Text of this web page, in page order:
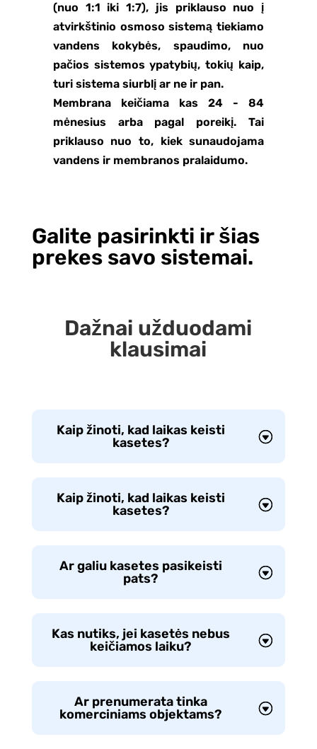
(nuo 1:1 iki 1:7), jis priklauso nuo į
atvirkštinio osmoso sistemą tiekiamo
vandens kokybės, spaudimo, nuo
pačios sistemos ypatybių, tokių kaip,
turi sistema siurblį ar ne ir pan.
Membrana keičiama kas 24 - 84
mėnesius arba pagal poreikį. Tai
priklauso nuo to, kiek sunaudojama
vandens ir membranos pralaidumo.
Galite pasirinkti ir šias
prekes savo sistemai.
Dažnai užduodami
klausimai
Kaip žinoti, kad laikas keisti
kasetes?
Kaip žinoti, kad laikas keisti
kasetes?
Ar galiu kasetes pasikeisti
pats?
Kas nutiks, jei kasetės nebus
keičiamos laiku?
Ar prenumerata tinka
komerciniams objektams?